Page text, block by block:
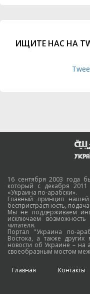
ИЩИТЕ НАС НА
16 сентября 2003 года
который с декабря
«Украина по-арабски».
Главный принцип
беспристрастность,
Мы не поддерживаем
исключаем
читателя.
Портал "Украина по-
Востока, а также других
новости об Украине – на
своеобразным мостом
Главная Контакты